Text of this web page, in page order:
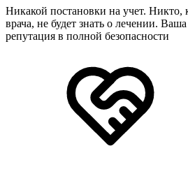
Никакой постановки на учет. Никто,
врача, не будет знать о лечении.
репутация в полной безопасности